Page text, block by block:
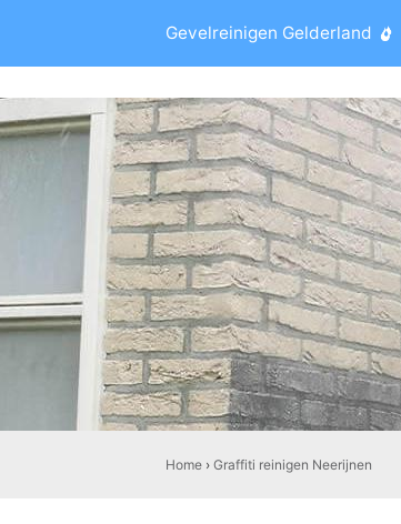
Gevelreinigen Gelderland
Home ›Graffiti reinigen Neerijnen